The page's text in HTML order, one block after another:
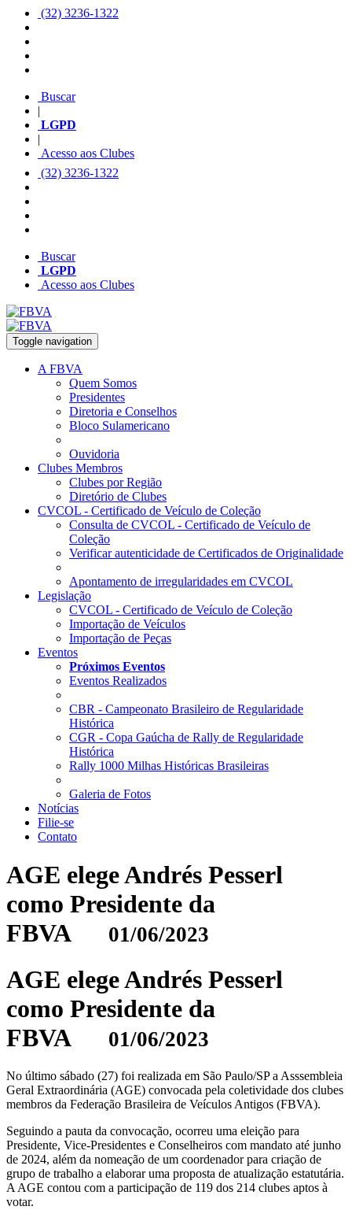
(32) 3236-1322
Buscar
|
LGPD
|
Acesso aos Clubes
(32) 3236-1322
Buscar
LGPD
Acesso aos Clubes
Toggle navigation
A FBVA
Quem Somos
Presidentes
Diretoria e Conselhos
Bloco Sulamericano
Ouvidoria
Clubes Membros
Clubes por Região
Diretório de Clubes
CVCOL - Certificado de Veículo de Coleção
Consulta de CVCOL - Certificado de Veículo de
Coleção
Verificar autenticidade de Certificados de Originalidade
Apontamento de irregularidades em CVCOL
Legislação
CVCOL - Certificado de Veículo de Coleção
Importação de Veículos
Importação de Peças
Eventos
Próximos Eventos
Eventos Realizados
CBR - Campeonato Brasileiro de Regularidade
Histórica
CGR - Copa Gaúcha de Rally de Regularidade
Histórica
Rally 1000 Milhas Históricas Brasileiras
Galeria de Fotos
Notícias
Filie-se
Contato
AGE elege Andrés Pesserl
como Presidente da
FBVA
01/06/2023
AGE elege Andrés Pesserl
como Presidente da
FBVA
01/06/2023
No último sábado (27) foi realizada em São Paulo/SP a Asssembleia
Geral Extraordinária (AGE) convocada pela coletividade dos clubes
membros da Federação Brasileira de Veículos Antigos (FBVA).
Seguindo a pauta da convocação, ocorreu uma eleição para
Presidente, Vice-Presidentes e Conselheiros com mandato até junho
de 2024, além da nomeação de um coordenador para criação de
grupo de trabalho a elaborar uma proposta de atualização estatutária.
A AGE contou com a participação de 119 dos 214 clubes aptos à
votar.